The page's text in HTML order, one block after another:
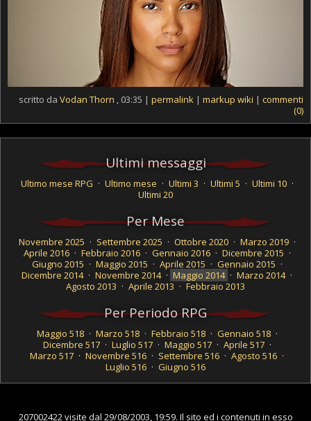
scritto da Vodan Thorn , 03:35 | permalink | markup wiki | commenti
(0)
Ultimi messaggi
Ultimo mese RPG · Ultimo mese · Ultimi 3 · Ultimi 5 · Ultimi 10 ·
Ultimi 20
Per Mese
Novembre 2025 · Settembre 2025 · Ottobre 2020 · Marzo 2019 ·
Aprile 2016 · Febbraio 2016 · Gennaio 2016 · Dicembre 2015 ·
Giugno 2015 · Maggio 2015 · Aprile 2015 · Gennaio 2015 ·
Dicembre 2014 · Novembre 2014 · Maggio 2014 · Marzo 2014 ·
Agosto 2013 · Aprile 2013 · Febbraio 2013
Per Periodo RPG
Maggio 518 · Marzo 518 · Febbraio 518 · Gennaio 518 ·
Dicembre 517 · Luglio 517 · Maggio 517 · Aprile 517 ·
Marzo 517 · Novembre 516 · Settembre 516 · Agosto 516 ·
Luglio 516 · Giugno 516
207002422 visite dal 29/08/2003, 19:59. Il sito ed i contenuti in esso